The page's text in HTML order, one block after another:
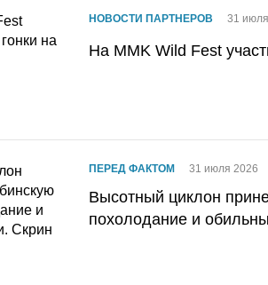
НОВОСТИ ПАРТНЕРОВ 31
На MMK Wild Fest
ПЕРЕД ФАКТОМ 31 июля 2026
Высотный циклон
похолодание и